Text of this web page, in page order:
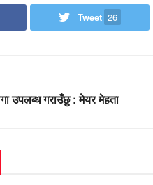
Tweet 26
उपलब्ध गराउँछु : मेयर मेहता